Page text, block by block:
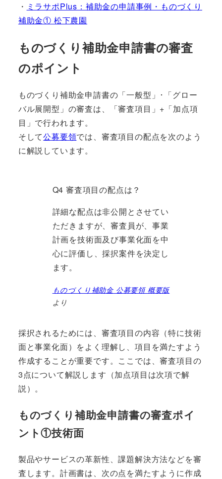
・ ミラサポPlus：補助金の申請事例・ものづくり
補助金① 松下農園
ものづくり補助金申請書の審査
のポイント
ものづくり補助金申請書の「一般型」･「グロー
バル展開型」の審査は、「審査項目」+「加点項
目」で行われます。
そして公募要領では、審査項目の配点を次のよう
に解説しています。
Q4 審査項目の配点は？
詳細な配点は非公開とさせてい
ただきますが、審査員が、事業
計画を技術面及び事業化面を中
心に評価し、採択案件を決定し
ます。
ものづくり補助金 公募要領 概要版
より
採択されるためには、審査項目の内容（特に技術
面と事業化面）をよく理解し、項目を満たすよう
作成することが重要です。ここでは、審査項目の
3点について解説します（加点項目は次項で解
説）。
ものづくり補助金申請書の審査ポイ
ント①技術面
製品やサービスの革新性、課題解決方法などを審
査します。計画書は、次の点を満たすように作成